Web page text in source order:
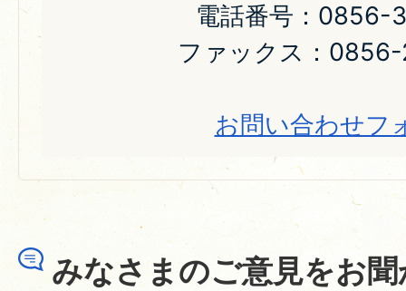
電話番号：0856-
ファックス：
お問い合わせフ
みなさまのご意見をお